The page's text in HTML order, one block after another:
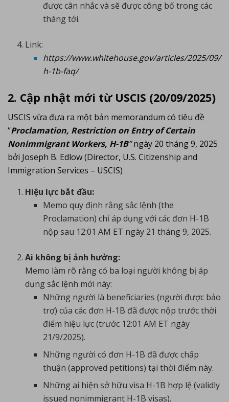
được cân nhắc và sẽ được công bố trong các
tháng tới.
Link:
https://www.whitehouse.gov/articles/2025/09/
h-1b-faq/
2. Cập nhật mới từ USCIS (20/09/2025)
USCIS vừa đưa ra một bản memorandum có tiêu đề
“Proclamation, Restriction on Entry of Certain
Nonimmigrant Workers, H-1B”ngày 20 tháng 9, 2025
bởi Joseph B. Edlow (Director, U.S. Citizenship and
Immigration Services – USCIS)
Hiệu lực bắt đầu:
Memo quy định rằng sắc lệnh (the
Proclamation) chỉ áp dụng với các đơn H-1B
nộp sau 12:01 AM ET ngày 21 tháng 9, 2025.
Ai không bị ảnh hưởng:
Memo làm rõ rằng có ba loại người không bị áp
dụng sắc lệnh mới này:
Những người là beneficiaries (người được bảo
trợ) của các đơn H-1B đã được nộp trước thời
điểm hiệu lực (trước 12:01 AM ET ngày
21/9/2025).
Những người có đơn H-1B đã được chấp
thuận (approved petitions) tại thời điểm này.
Những ai hiện sở hữu visa H-1B hợp lệ (validly
issued nonimmigrant H-1B visas).